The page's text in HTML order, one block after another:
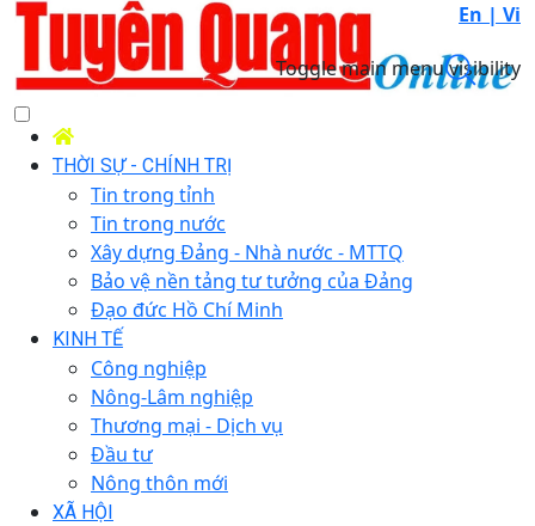
En | Vi
Toggle main menu visibility
THỜI SỰ - CHÍNH TRỊ
Tin trong tỉnh
Tin trong nước
Xây dựng Đảng - Nhà nước - MTTQ
Bảo vệ nền tảng tư tưởng của Đảng
Đạo đức Hồ Chí Minh
KINH TẾ
Công nghiệp
Nông-Lâm nghiệp
Thương mại - Dịch vụ
Đầu tư
Nông thôn mới
XÃ HỘI